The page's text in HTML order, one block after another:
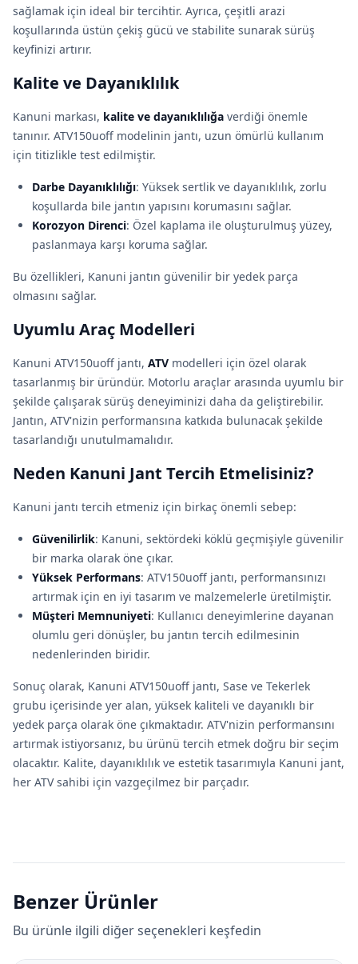
sağlamak için ideal bir tercihtir. Ayrıca, çeşitli arazi
koşullarında üstün çekiş gücü ve stabilite sunarak sürüş
keyfinizi artırır.
Kalite ve Dayanıklılık
Kanuni markası, kalite ve dayanıklılığa verdiği önemle
tanınır. ATV150uoff modelinin jantı, uzun ömürlü kullanım
için titizlikle test edilmiştir.
Darbe Dayanıklılığı: Yüksek sertlik ve dayanıklılık, zorlu
koşullarda bile jantın yapısını korumasını sağlar.
Korozyon Direnci: Özel kaplama ile oluşturulmuş yüzey,
paslanmaya karşı koruma sağlar.
Bu özellikleri, Kanuni jantın güvenilir bir yedek parça
olmasını sağlar.
Uyumlu Araç Modelleri
Kanuni ATV150uoff jantı, ATV modelleri için özel olarak
tasarlanmış bir üründür. Motorlu araçlar arasında uyumlu bir
şekilde çalışarak sürüş deneyiminizi daha da geliştirebilir.
Jantın, ATV'nizin performansına katkıda bulunacak şekilde
tasarlandığı unutulmamalıdır.
Neden Kanuni Jant Tercih Etmelisiniz?
Kanuni jantı tercih etmeniz için birkaç önemli sebep:
Güvenilirlik: Kanuni, sektördeki köklü geçmişiyle güvenilir
bir marka olarak öne çıkar.
Yüksek Performans: ATV150uoff jantı, performansınızı
artırmak için en iyi tasarım ve malzemelerle üretilmiştir.
Müşteri Memnuniyeti: Kullanıcı deneyimlerine dayanan
olumlu geri dönüşler, bu jantın tercih edilmesinin
nedenlerinden biridir.
Sonuç olarak, Kanuni ATV150uoff jantı, Sase ve Tekerlek
grubu içerisinde yer alan, yüksek kaliteli ve dayanıklı bir
yedek parça olarak öne çıkmaktadır. ATV'nizin performansını
artırmak istiyorsanız, bu ürünü tercih etmek doğru bir seçim
olacaktır. Kalite, dayanıklılık ve estetik tasarımıyla Kanuni jant,
her ATV sahibi için vazgeçilmez bir parçadır.
Benzer Ürünler
Bu ürünle ilgili diğer seçenekleri keşfedin